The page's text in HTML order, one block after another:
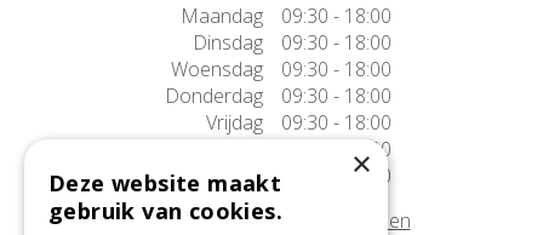
Maandag
09:30 - 18:00
Dinsdag
09:30 - 18:00
Woensdag
09:30 - 18:00
Donderdag
09:30 - 18:00
Vrijdag
09:30 - 18:00
Zaterdag
09:30 - 17:00
Zondag
10:00 - 17:00
Afwijkende openingstijden tonen
×
Deze website maakt
gebruik van cookies.